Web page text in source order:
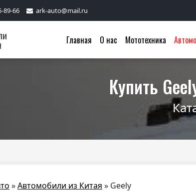
89-66 ark-auto@mail.ru
Главная О нас Мототехника
Купить
»Автомобили из Китая » Geely